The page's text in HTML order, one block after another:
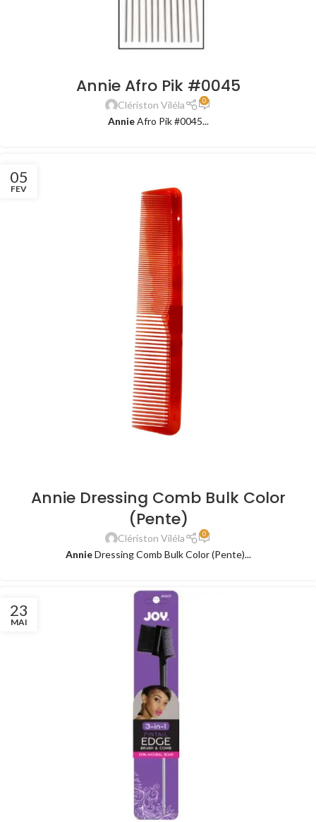
Annie Afro Pik #0045
Clériston Viléla 0
AnnieAfro Pik #0045...
05
FEV
Annie Dressing Comb Bulk Color
(Pente)
Clériston Viléla 0
AnnieDressing Comb Bulk Color (Pente)...
23
MAI